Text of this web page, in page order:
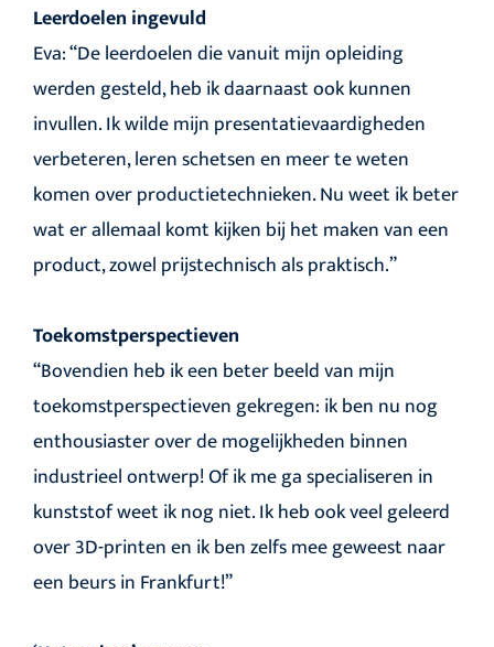
Leerdoelen ingevuld
Eva: “De leerdoelen die vanuit mijn opleiding
werden gesteld, heb ik daarnaast ook kunnen
invullen. Ik wilde mijn presentatievaardigheden
verbeteren, leren schetsen en meer te weten
komen over productietechnieken. Nu weet ik beter
wat er allemaal komt kijken bij het maken van een
product, zowel prijstechnisch als praktisch.”
Toekomstperspectieven
“Bovendien heb ik een beter beeld van mijn
toekomstperspectieven gekregen: ik ben nu nog
enthousiaster over de mogelijkheden binnen
industrieel ontwerp! Of ik me ga specialiseren in
kunststof weet ik nog niet. Ik heb ook veel geleerd
over 3D-printen en ik ben zelfs mee geweest naar
een beurs in Frankfurt!”